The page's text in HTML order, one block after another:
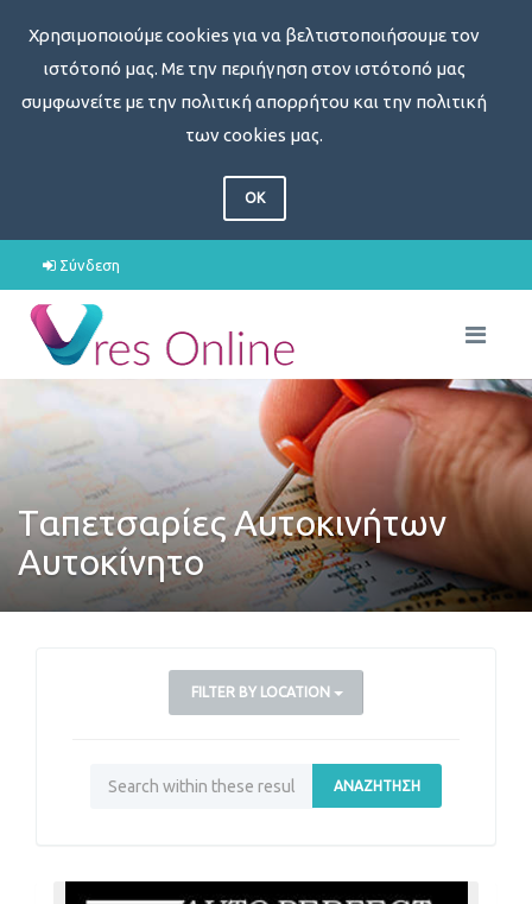
Χρησιμοποιούμε cookies για να βελτιστοποιήσουμε τον
ιστότοπό μας. Με την περιήγηση στον ιστότοπό μας
συμφωνείτε με την πολιτική απορρήτου και την πολιτική
των cookies μας.
OK
Σύνδεση
Ταπετσαρίες Αυτοκινήτων
Αυτοκίνητο
FILTER BY LOCATION
ΑΝΑΖΉΤΗΣΗ